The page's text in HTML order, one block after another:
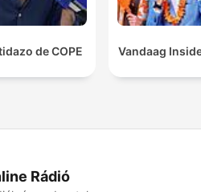
de COPE Vandaag
Rádió